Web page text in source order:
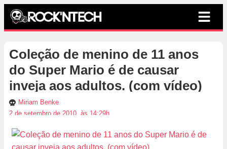
Coleção de menino de 11 anos
do Super Mario é de causar
inveja aos adultos. (com vídeo)
Miriam Benke
2 de setembro de 2010, às 14:29h